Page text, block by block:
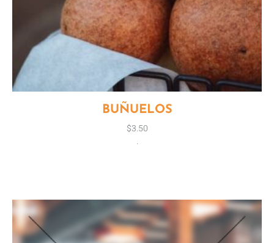
BUÑUELOS
$3.50
.